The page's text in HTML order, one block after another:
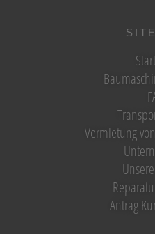
Vermietung
Antrag